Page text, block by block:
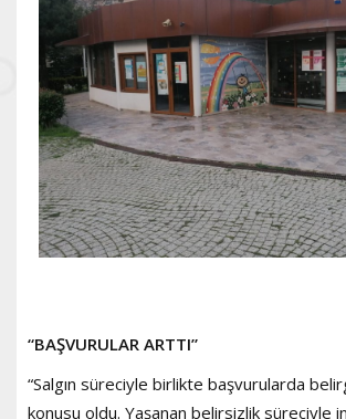
“BAŞVURULAR ARTTI”
“Salgın süreciyle birlikte başvurularda
konusu oldu. Yaşanan belirsizlik süreciyle